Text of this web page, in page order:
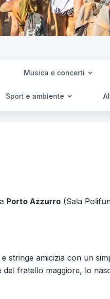
Musica e concerti
Sport e ambiente
Porto Azzurro (Sala
stringe amicizia con un
fratello maggiore, lo